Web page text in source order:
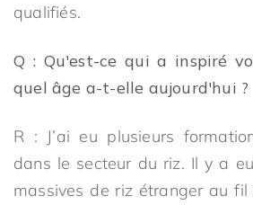
qualifiés.
Q : Qu'est-ce qui a inspiré
quel âge a-t-elle aujourd'hui ?
R : J’ai eu plusieurs
dans le secteur du riz. Il y a
massives de riz étranger au fil